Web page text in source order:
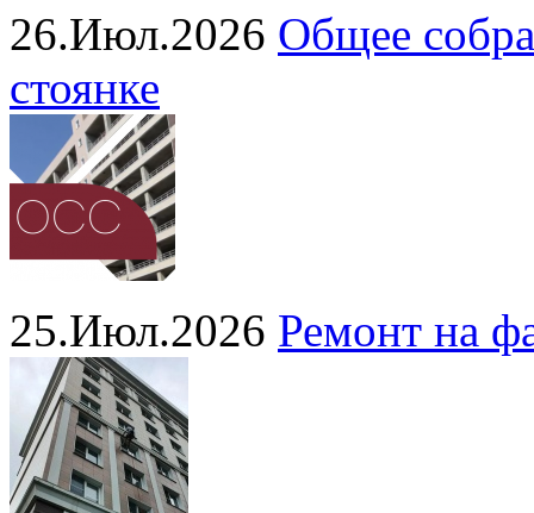
26.Июл.2026 Общее
стоянке
25.Июл.2026 Ремонт на